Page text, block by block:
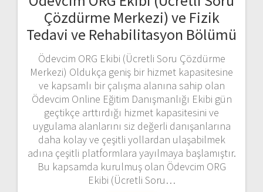
Çözdürme Merkezi) ve Fizik
Tedavi ve Rehabilitasyon Bölümü
Ödevcim ORG Ekibi (Ücretli Soru Çözdürme
Merkezi) Oldukça geniş bir hizmet kapasitesine
ve kapsamlı bir çalışma alanına sahip olan
Ödevcim Online Eğitim Danışmanlığı Ekibi gün
geçtikçe arttırdığı hizmet kapasitesini ve
uygulama alanlarını siz değerli danışanlarına
daha kolay ve çeşitli yollardan ulaşabilmek
adına çeşitli platformlara yayılmaya başlamıştır.
Bu kapsamda kurulmuş olan Ödevcim ORG
Ekibi (Ücretli Soru…